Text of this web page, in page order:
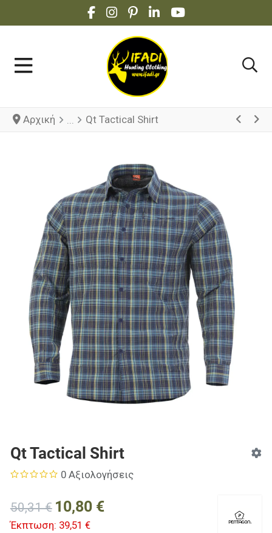
FACEBOOK SOCIAL LINK
INSTAGRAM SOCIAL LINK
PINTEREST SOCIAL LINK
LINKEDIN SOCIAL LINK
YOUTUBE SOCIAL
Αρχική Qt Tactical Shirt
Qt Tactical Shirt
0 Αξιολογήσεις
50,31 € 10,80 €
Έκπτωση: 39,51 €